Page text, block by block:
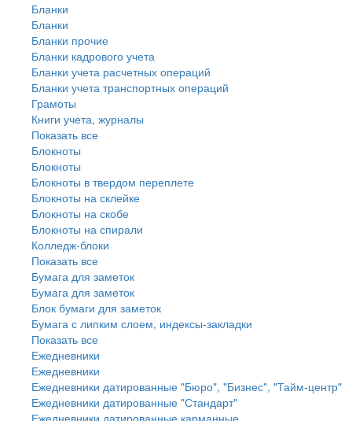
Бланки
Бланки
Бланки прочие
Бланки кадрового учета
Бланки учета расчетных операций
Бланки учета транспортных операций
Грамоты
Книги учета, журналы
Показать все
Блокноты
Блокноты
Блокноты в твердом переплете
Блокноты на склейке
Блокноты на скобе
Блокноты на спирали
Колледж-блоки
Показать все
Бумага для заметок
Бумага для заметок
Блок бумаги для заметок
Бумага с липким слоем, индексы-закладки
Показать все
Ежедневники
Ежедневники
Ежедневники датированные "Бюро", "Бизнес", "Тайм-центр"
Ежедневники датированные "Стандарт"